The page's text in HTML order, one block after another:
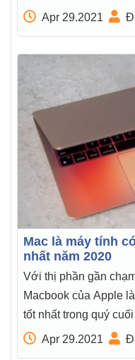
Apr 29.2021
Mac là máy tính
nhất năm 2020
Với thị phần gần
Macbook của Apple
tốt nhất trong quý
Apr 29.2021